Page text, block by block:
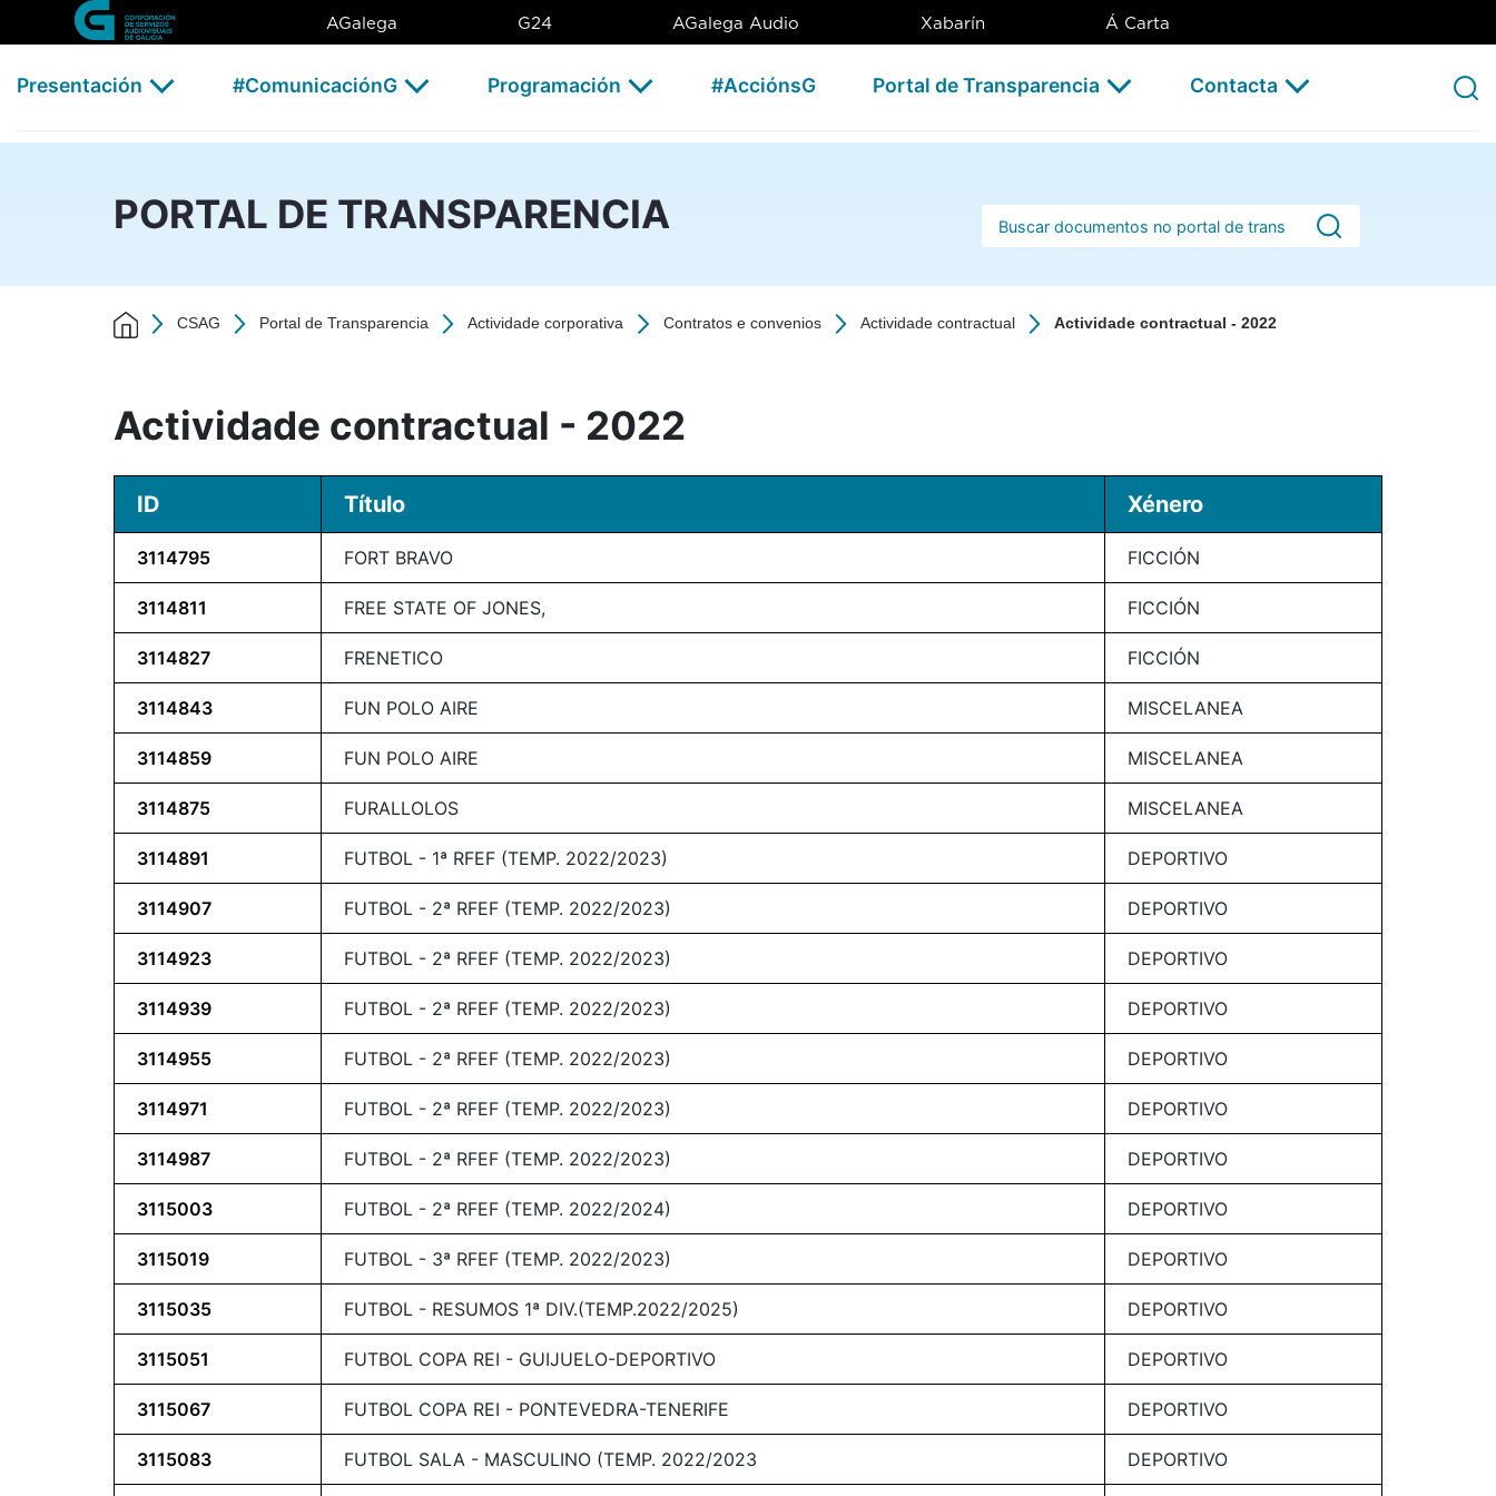
Skip to Main Content
Actividade contractual - 2022 - CSAG
AGalega G24 AGalega Audio Xabarín Á Carta
Presentación #ComunicaciónG Programación #AcciónsG Portal de Transparencia Contacta
PORTAL DE TRANSPARENCIA Barra de busca
CSAG Portal de Transparencia Actividade corporativa Contratos e convenios Actividade contractual Actividade contractual - 2022
Actividade contractual - 2022
ID Título Xénero
3114795 FORT BRAVO FICCIÓN
3114811 FREE STATE OF JONES, FICCIÓN
3114827 FRENETICO FICCIÓN
3114843 FUN POLO AIRE MISCELANEA
3114859 FUN POLO AIRE MISCELANEA
3114875 FURALLOLOS MISCELANEA
3114891 FUTBOL - 1ª RFEF (TEMP. 2022/2023) DEPORTIVO
3114907 FUTBOL - 2ª RFEF (TEMP. 2022/2023) DEPORTIVO
3114923 FUTBOL - 2ª RFEF (TEMP. 2022/2023) DEPORTIVO
3114939 FUTBOL - 2ª RFEF (TEMP. 2022/2023) DEPORTIVO
3114955 FUTBOL - 2ª RFEF (TEMP. 2022/2023) DEPORTIVO
3114971 FUTBOL - 2ª RFEF (TEMP. 2022/2023) DEPORTIVO
3114987 FUTBOL - 2ª RFEF (TEMP. 2022/2023) DEPORTIVO
3115003 FUTBOL - 2ª RFEF (TEMP. 2022/2024) DEPORTIVO
3115019 FUTBOL - 3ª RFEF (TEMP. 2022/2023) DEPORTIVO
3115035 FUTBOL - RESUMOS 1ª DIV.(TEMP.2022/2025) DEPORTIVO
3115051 FUTBOL COPA REI - GUIJUELO-DEPORTIVO DEPORTIVO
3115067 FUTBOL COPA REI - PONTEVEDRA-TENERIFE DEPORTIVO
3115083 FUTBOL SALA - MASCULINO (TEMP. 2022/2023 DEPORTIVO